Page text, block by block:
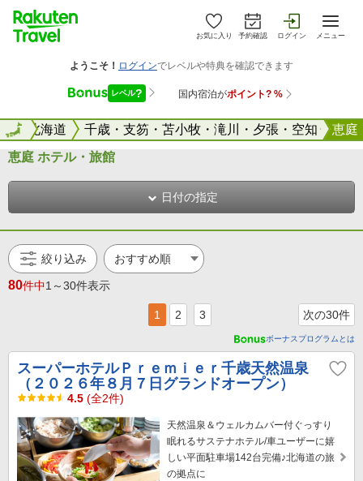
お気に入り 予約確認 ログイン メニュー
全国北海道 千歳・支笏・苫小牧・滝川・夕張・空知 恵庭
全国
恵庭 ホテル・旅館
日付の指定
絞り込み
80件中1～30件表示
1 2 3 次の30件
ボーナスプログラムとは
スーパーホテルＰｒｅｍｉｅｒ千歳天然温泉
（２０２６年８月７日グランドオープン）
4.5 (全2件)
天然温泉＆ウェルカムバー付ぐっすり
眠れるサステナホテル/車ユーザーに嬉
しい平面駐車場142台完備♪北海道の旅
の拠点に